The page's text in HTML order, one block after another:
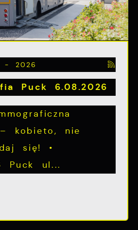
2026
Puck 6.08.2026
kobieto, nie
się! •
Puck ul...